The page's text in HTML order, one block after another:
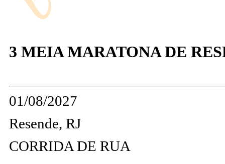
3 MEIA MARATONA DE
01/08/2027
Resende, RJ
CORRIDA DE RUA